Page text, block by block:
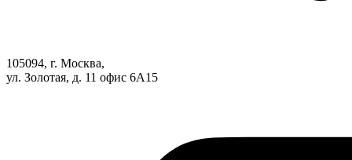
105094, г. Москва,
ул. Золотая, д. 11 офис 6А15